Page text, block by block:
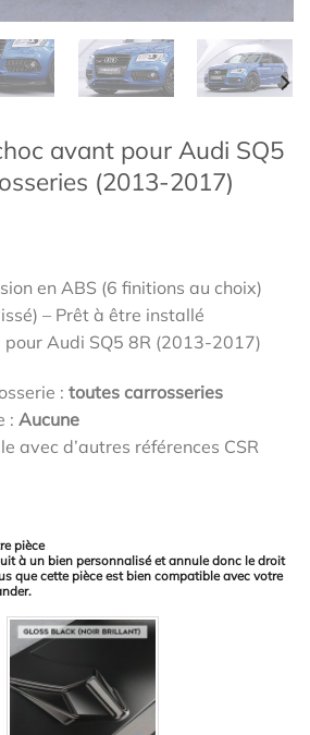
avant pour Audi SQ5
(2013-2017)
en ABS (6 finitions au choix)
– Prêt à être installé
pour Audi SQ5 8R (2013-2017)
: toutes carrosseries
: Aucune
avec d’autres références CSR
pièce
à un bien personnalisé et annule donc le droit
que cette pièce est bien compatible avec votre